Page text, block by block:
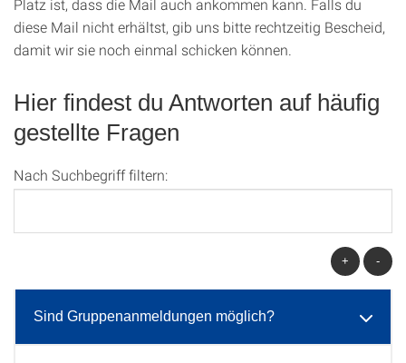
Platz ist, dass die Mail auch ankommen kann. Falls du
diese Mail nicht erhältst, gib uns bitte rechtzeitig Bescheid,
damit wir sie noch einmal schicken können.
Hier findest du Antworten auf häufig
gestellte Fragen
Nach Suchbegriff filtern:
+ -
Sind Gruppenanmeldungen möglich?